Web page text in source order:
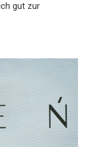
gut zur